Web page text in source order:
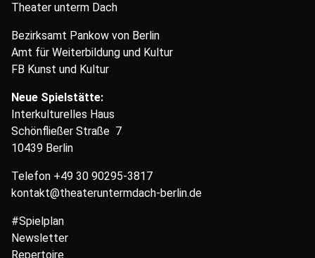
Theater unterm Dach
Bezirksamt Pankow von Berlin
Amt für Weiterbildung und Kultur
FB Kunst und Kultur
Neue Spielstätte:
Interkulturelles Haus
Schönfließer Straße 7
10439 Berlin
Telefon +49 30 90295-3817
kontakt@theateruntermdach-berlin.de
#Spielplan
Newsletter
Repertoire